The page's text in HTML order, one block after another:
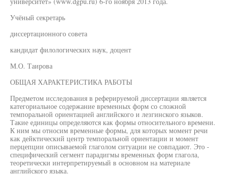
Учёный секретарь
диссертационного совета
кандидат филологических наук, доцент
М.О. Таирова
ОБЩАЯ ХАРАКТЕРИСТИКА РАБОТЫ
Предметом исследования в реферируемой диссертации является
категориальное содержание временных форм со сложной
темпоральной ориентацией английского и лезгинского языков.
Такие единицы определяются как формы относительного времени.
К ним мы относим временные формы, для которых момент речи
как дейктический центр темпоральной ориентации и момент
перцепции описываемой глаголом ситуации не совпадают. Это -
специфический сегмент парадигмы временных форм глагола,
теоретически интерпретируемый в основном на материале
английского языка.